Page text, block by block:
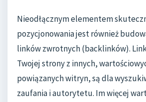
Nieodłącznym elementem
pozycjonowania jest również
linków zwrotnych (backlinków).
Twojej strony z innych,
powiązanych witryn, są dla
zaufania i autorytetu. Im więcej